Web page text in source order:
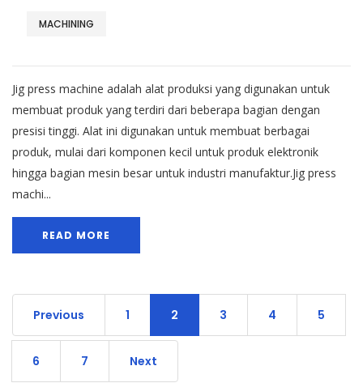
MACHINING
Jig press machine adalah alat produksi yang digunakan untuk
membuat produk yang terdiri dari beberapa bagian dengan
presisi tinggi. Alat ini digunakan untuk membuat berbagai
produk, mulai dari komponen kecil untuk produk elektronik
hingga bagian mesin besar untuk industri manufaktur.Jig press
machi...
READ MORE
Previous 1 2 3 4 5
6 7 Next